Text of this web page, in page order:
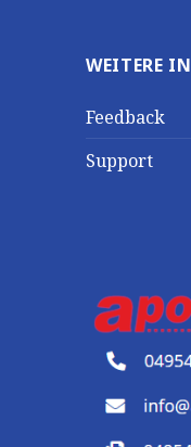
WEITERE
Feedback
Support